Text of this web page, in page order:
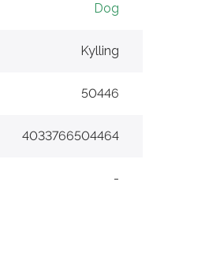
Dog
Kylling
50446
4033766504464
-